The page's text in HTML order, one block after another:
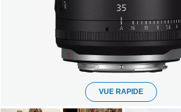
VUE RAPIDE